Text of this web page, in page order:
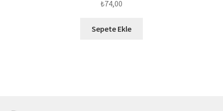
₺74,00
Sepete Ekle